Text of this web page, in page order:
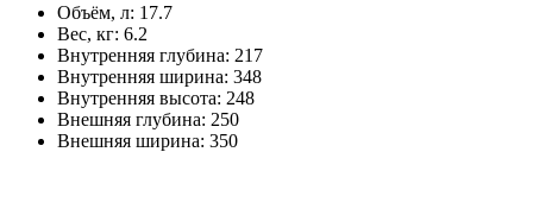
Объём, л: 17.7
Вес, кг: 6.2
Внутренняя глубина: 217
Внутренняя ширина: 348
Внутренняя высота: 248
Внешняя глубина: 250
Внешняя ширина: 350